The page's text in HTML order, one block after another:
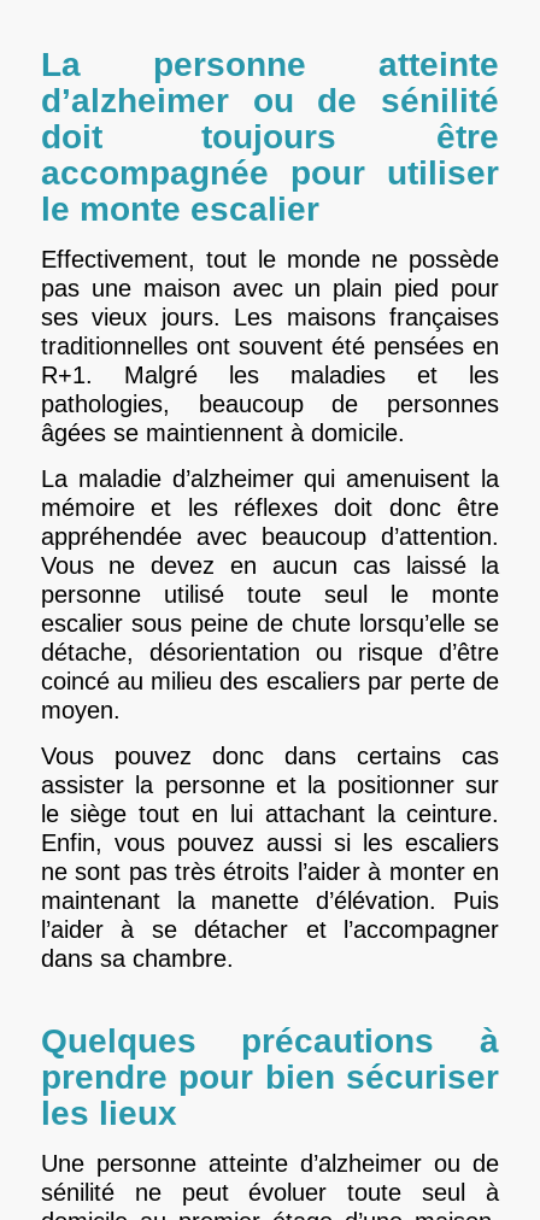
La personne atteinte
d’alzheimer ou de sénilité
doit toujours être
accompagnée pour utiliser
le monte escalier
Effectivement, tout le monde ne possède
pas une maison avec un plain pied pour
ses vieux jours. Les maisons françaises
traditionnelles ont souvent été pensées en
R+1. Malgré les maladies et les
pathologies, beaucoup de personnes
âgées se maintiennent à domicile.
La maladie d’alzheimer qui amenuisent la
mémoire et les réflexes doit donc être
appréhendée avec beaucoup d’attention.
Vous ne devez en aucun cas laissé la
personne utilisé toute seul le monte
escalier sous peine de chute lorsqu’elle se
détache, désorientation ou risque d’être
coincé au milieu des escaliers par perte de
moyen.
Vous pouvez donc dans certains cas
assister la personne et la positionner sur
le siège tout en lui attachant la ceinture.
Enfin, vous pouvez aussi si les escaliers
ne sont pas très étroits l’aider à monter en
maintenant la manette d’élévation. Puis
l’aider à se détacher et l’accompagner
dans sa chambre.
Quelques précautions à
prendre pour bien sécuriser
les lieux
Une personne atteinte d’alzheimer ou de
sénilité ne peut évoluer toute seul à